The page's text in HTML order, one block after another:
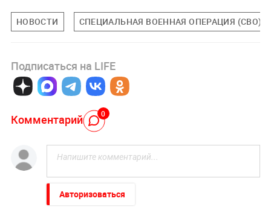
НОВОСТИ СПЕЦИАЛЬНАЯ ВОЕННАЯ ОПЕРАЦИЯ (СВО)
Подписаться на LIFE
Комментарий 0
Авторизоваться